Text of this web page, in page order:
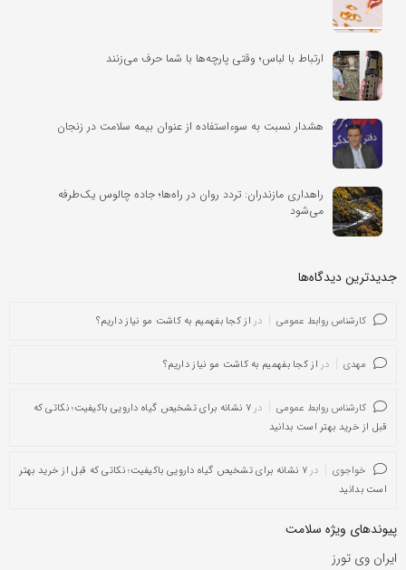
ارتباط با لباس؛ وقتی پارچه‌ها با شما حرف می‌زنند
هشدار نسبت به سوءاستفاده از عنوان بیمه سلامت در زنجان
راهداری مازندران: تردد روان در راه‌ها؛ جاده چالوس یک‌طرفه
می‌شود
جدیدترین دیدگاه‌‌ها
کارشناس روابط عمومی در از کجا بفهمیم به کاشت مو نیاز داریم؟
مهدی در از کجا بفهمیم به کاشت مو نیاز داریم؟
کارشناس روابط عمومی در
۷ نشانه برای تشخیص گیاه دارویی باکیفیت؛ نکاتی که
قبل از خرید بهتر است بدانید
خواجوی در
۷ نشانه برای تشخیص گیاه دارویی باکیفیت؛ نکاتی که قبل از خرید بهتر
است بدانید
پیوندهای ویژه سلامت
ایران وی تورز